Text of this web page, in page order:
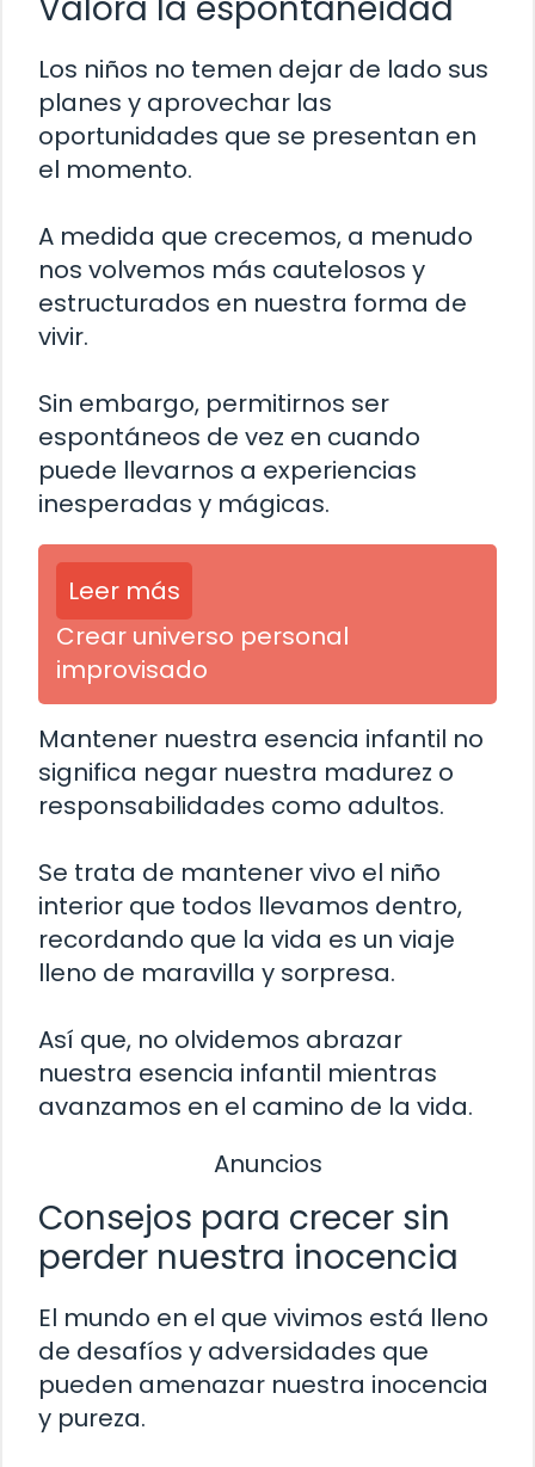
Los niños no temen dejar de lado sus
planes y aprovechar las
oportunidades que se presentan en
el momento.
A medida que crecemos, a menudo
nos volvemos más cautelosos y
estructurados en nuestra forma de
vivir.
Sin embargo, permitirnos ser
espontáneos de vez en cuando
puede llevarnos a experiencias
inesperadas y mágicas.
Leer más
Crear universo personal
improvisado
Mantener nuestra esencia infantil no
significa negar nuestra madurez o
responsabilidades como adultos.
Se trata de mantener vivo el niño
interior que todos llevamos dentro,
recordando que la vida es un viaje
lleno de maravilla y sorpresa.
Así que, no olvidemos abrazar
nuestra esencia infantil mientras
avanzamos en el camino de la vida.
Anuncios
Consejos para crecer sin
perder nuestra inocencia
El mundo en el que vivimos está lleno
de desafíos y adversidades que
pueden amenazar nuestra inocencia
y pureza.